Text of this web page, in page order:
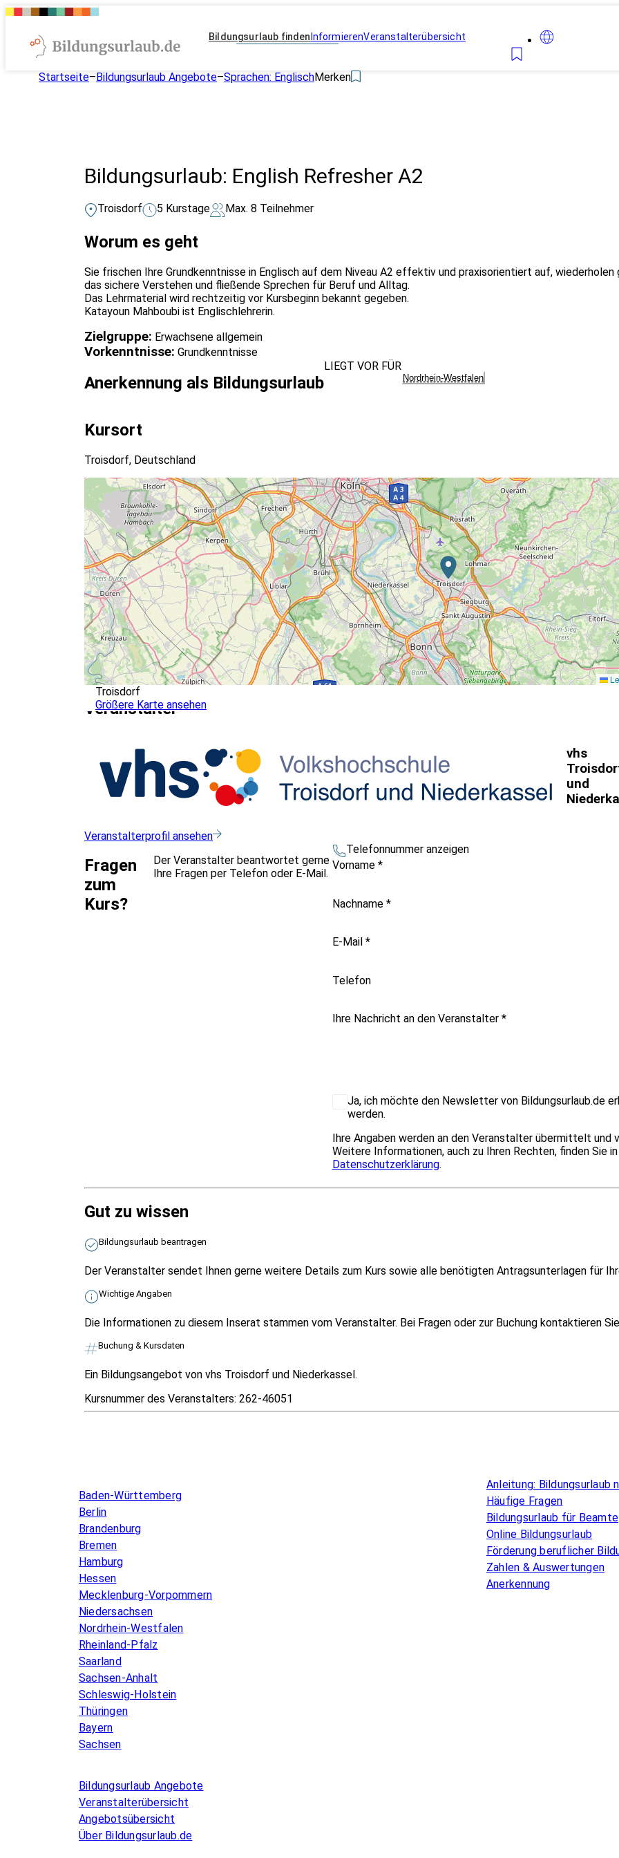
Bildungsurlaub finden InformierenVeranstalterübersicht
Startseite–Bildungsurlaub Angebote–Sprachen: EnglischMerken
Bildungsurlaub: English Refresher A2
Troisdorf 5 Kurstage Max. 8 Teilnehmer
Worum es geht
Sie frischen Ihre Grundkenntnisse in Englisch auf dem Niveau A2 effektiv und praxisorientiert auf,
das sichere Verstehen und fließende Sprechen für Beruf und Alltag.
Das Lehrmaterial wird rechtzeitig vor Kursbeginn bekannt gegeben.
Katayoun Mahboubi ist Englischlehrerin.
Zielgruppe: Erwachsene allgemein
Vorkenntnisse: Grundkenntnisse
Anerkennung als Bildungsurlaub
LIEGT VOR FÜR
Nordrhein-Westfalen
Kursort
Troisdorf, Deutschland
Troisdorf
Größere Karte ansehen
Veranstalter
vhs
und
Veranstalterprofil ansehen
Fragen
zum
Kurs?
Der Veranstalter beantwortet gerne
Ihre Fragen per Telefon oder E-Mail.
Telefonnummer anzeigen
Vorname *
Nachname *
E-Mail *
Telefon
Ihre Nachricht an den Veranstalter *
Ja, ich möchte den Newsletter von Bildungsurlaub.de
werden.
Ihre Angaben werden an den Veranstalter übermittelt und
Weitere Informationen, auch zu Ihren Rechten, finden Sie
Datenschutzerklärung.
Gut zu wissen
Bildungsurlaub beantragen
Der Veranstalter sendet Ihnen gerne weitere Details zum Kurs sowie alle benötigten Antragsunterlagen für
Wichtige Angaben
Die Informationen zu diesem Inserat stammen vom Veranstalter. Bei Fragen oder zur Buchung kontaktieren
Buchung & Kursdaten
Ein Bildungsangebot von vhs Troisdorf und Niederkassel.
Kursnummer des Veranstalters: 262-46051
Baden-Württemberg
Berlin
Brandenburg
Bremen
Hamburg
Hessen
Mecklenburg-Vorpommern
Niedersachsen
Nordrhein-Westfalen
Rheinland-Pfalz
Saarland
Sachsen-Anhalt
Schleswig-Holstein
Thüringen
Bayern
Sachsen
Anleitung: Bildungsurlaub
Häufige Fragen
Bildungsurlaub für Beamte
Online Bildungsurlaub
Förderung beruflicher
Zahlen & Auswertungen
Anerkennung
Bildungsurlaub Angebote
Veranstalterübersicht
Angebotsübersicht
Über Bildungsurlaub.de